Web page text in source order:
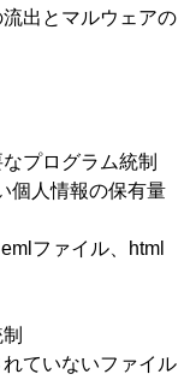
出とマルウェアの
プログラム統制
個人情報の保有量
ファイル、html
ていないファイル